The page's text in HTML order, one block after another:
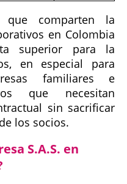
que comparten la
en Colombia
superior para la
en especial para
familiares e
que necesitan
sin sacrificar
los socios.
S.A.S. en